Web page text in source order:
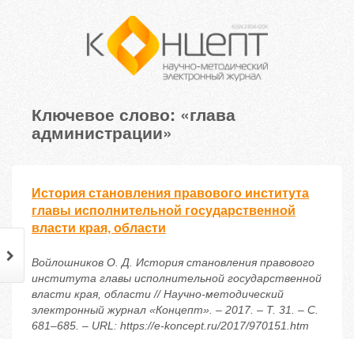
Ключевое слово: «глава
администрации»
История становления правового института
главы исполнительной государственной
власти края, области
Войлошников О. Д. История становления правового
института главы исполнительной государственной
власти края, области // Научно-методический
электронный журнал «Концепт». – 2017. – Т. 31. – С.
681–685. – URL: https://e-koncept.ru/2017/970151.htm